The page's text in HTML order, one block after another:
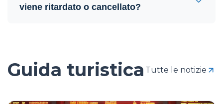
viene ritardato o cancellato?
Guida turistica Tutte le notizie